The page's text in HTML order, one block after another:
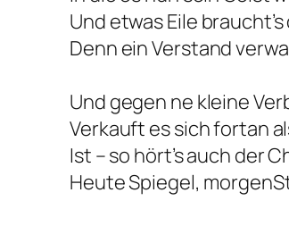
Und etwas Eile
Denn ein Verstand
Und gegen ne kleine
Verkauft es sich fortan
Ist – so hört’s auch der
Heute Spiegel,